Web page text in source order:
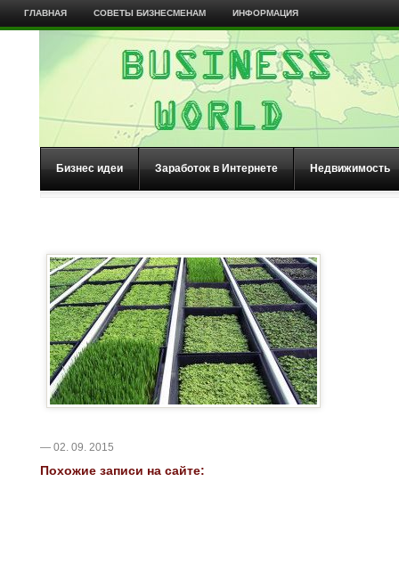
ГЛАВНАЯ СОВЕТЫ БИЗНЕСМЕНАМ ИНФОРМАЦИЯ
Бизнес идеи Заработок в Интернете Недвижимость
— 02. 09. 2015
Похожие записи на сайте: